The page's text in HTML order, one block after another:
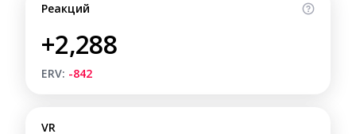
Реакций
+2,288
ERV: -842
VR